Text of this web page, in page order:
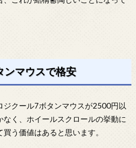
ンマウスで格安
ジクール7ボタンマウスが2500円以
く、ホイールスクロールの挙動に
う価値はあると思います。